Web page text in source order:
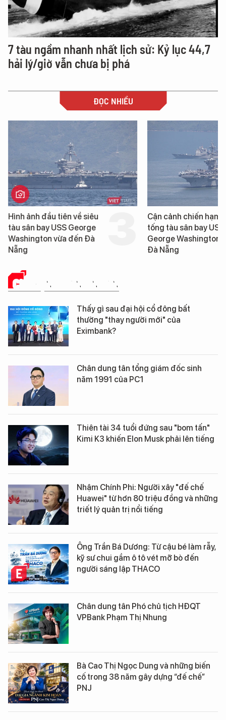
7 tàu ngầm nhanh nhất lịch sử: Kỷ lục 44,7
hải lý/giờ vẫn chưa bị phá
ĐỌC NHIỀU
Hình ảnh đầu tiên về siêu
tàu sân bay USS George
Washington vừa đến Đà
Nẵng
Cận cảnh chiến hạm
tống tàu sân bay USS
George Washington
Đà Nẵng
CHUYỆN DOANH NHÂN
Thấy gì sau đại hội cổ đông bất
thường "thay người mới" của
Eximbank?
Chân dung tân tổng giám đốc sinh
năm 1991 của PC1
Thiên tài 34 tuổi đứng sau "bom tấn"
Kimi K3 khiến Elon Musk phải lên tiếng
Nhậm Chính Phi: Người xây "đế chế
Huawei" từ hơn 80 triệu đồng và những
triết lý quản trị nổi tiếng
Ông Trần Bá Dương: Từ cậu bé làm rẫy,
kỹ sư chui gầm ô tô vét mỡ bò đến
người sáng lập THACO
Chân dung tân Phó chủ tịch HĐQT
VPBank Phạm Thị Nhung
Bà Cao Thị Ngọc Dung và những biến
cố trong 38 năm gây dựng “đế chế”
PNJ